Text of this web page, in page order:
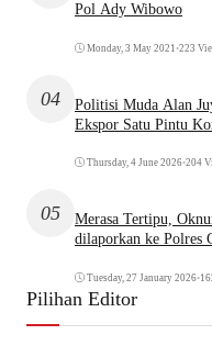
Pol Ady Wibowo
Monday, 3 May 2021 •223
04
Politisi Muda Alan
Ekspor Satu Pintu
Thursday, 4 June 2026•204
05
Merasa Tertipu,
dilaporkan ke Polres
Tuesday, 27 January 2026•
Pilihan Editor